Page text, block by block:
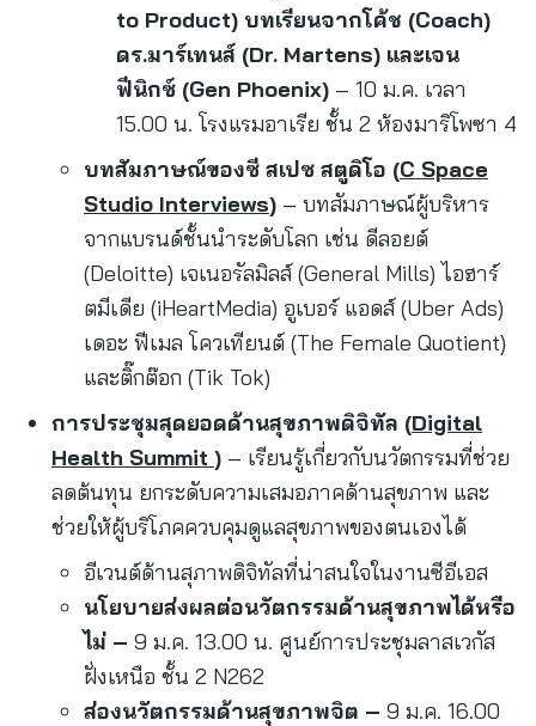
to Product) บทเรียนจากโค้ช (Coach)
ดร.มาร์เทนส์ (Dr. Martens) และเจน
ฟีนิกซ์ (Gen Phoenix) – 10 ม.ค. เวลา
15.00 น. โรงแรมอาเรีย ชั้น 2 ห้องมาริโพซา 4
บทสัมภาษณ์ของซี สเปซ สตูดิโอ (C Space
Studio Interviews) – บทสัมภาษณ์ผู้บริหาร
จากแบรนด์ชั้นนำระดับโลก เช่น ดีลอยต์
(Deloitte) เจเนอรัลมิลส์ (General Mills) ไอฮาร์
ตมีเดีย (iHeartMedia) อูเบอร์ แอดส์ (Uber Ads)
เดอะ ฟีเมล โควเทียนต์ (The Female Quotient)
และติ๊กต๊อก (Tik Tok)
การประชุมสุดยอดด้านสุขภาพดิจิทัล (Digital
Health Summit ) – เรียนรู้เกี่ยวกับนวัตกรรมที่ช่วย
ลดต้นทุน ยกระดับความเสมอภาคด้านสุขภาพ และ
ช่วยให้ผู้บริโภคควบคุมดูแลสุขภาพของตนเองได้
อีเวนต์ด้านสุภาพดิจิทัลที่น่าสนใจในงานซีอีเอส
นโยบายส่งผลต่อนวัตกรรมด้านสุขภาพได้หรือ
ไม่ – 9 ม.ค. 13.00 น. ศูนย์การประชุมลาสเวกัส
ฝั่งเหนือ ชั้น 2 N262
ส่องนวัตกรรมด้านสุขภาพจิต – 9 ม.ค. 16.00